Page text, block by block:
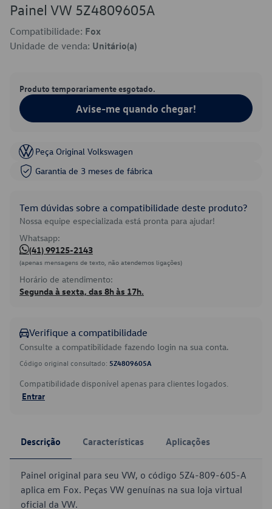
Painel VW 5Z4809605A
Compatibilidade: Fox
Unidade de venda: Unitário(a)
Produto temporariamente esgotado.
Avise-me quando chegar!
Peça Original Volkswagen
Garantia de 3 meses de fábrica
Tem dúvidas sobre a compatibilidade deste produto?
Nossa equipe especializada está pronta para ajudar!
Whatsapp:
(41) 99125-2143
(apenas mensagens de texto, não atendemos ligações)
Horário de atendimento:
Segunda à sexta, das 8h às 17h.
Verifique a compatibilidade
Consulte a compatibilidade fazendo login na sua conta.
Código original consultado: 5Z4809605A
Compatibilidade disponível apenas para clientes logados.
Entrar
Descrição Características Aplicações
Painel original para seu VW, o código 5Z4-809-605-A
aplica em Fox. Peças VW genuínas na sua loja virtual
oficial da VW.